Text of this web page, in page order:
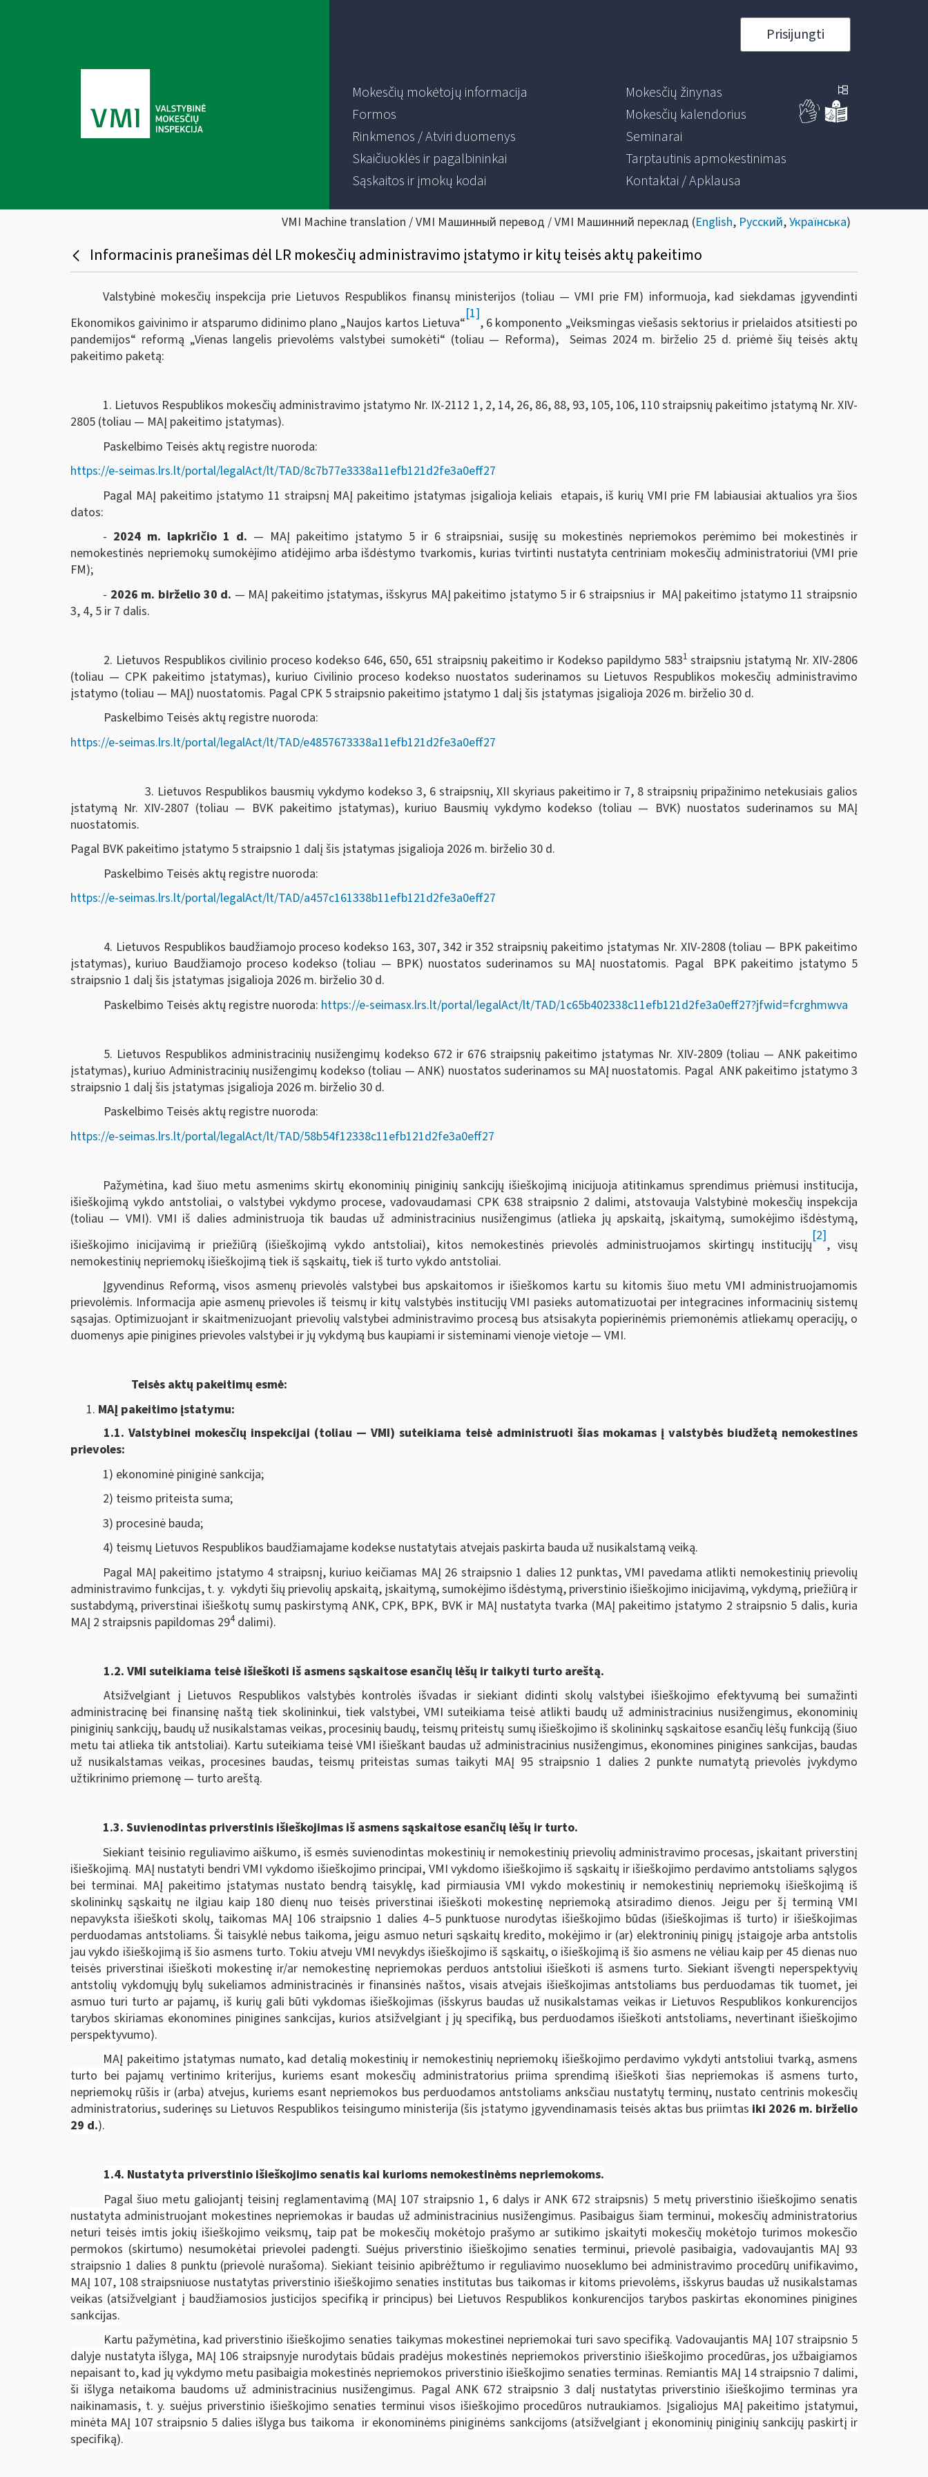
Prisijungti
Mokesčių mokėtojų informacija
Formos
Rinkmenos / Atviri duomenys
Skaičiuoklės ir pagalbininkai
Sąskaitos ir įmokų kodai
Mokesčių žinynas
Mokesčių kalendorius
Seminarai
Tarptautinis apmokestinimas
Kontaktai / Apklausa
VMI Machine translation / VMI Машинный перевод / VMI Машинний переклад (English, Русский,Українська)
Informacinis pranešimas dėl LR mokesčių administravimo įstatymo ir kitų teisės aktų pakeitimo
Valstybinė mokesčių inspekcija prie Lietuvos Respublikos finansų ministerijos (toliau — VMI prie FM) informuoja, kad siekdamas įgyvendinti
Ekonomikos gaivinimo ir atsparumo didinimo plano „Naujos kartos Lietuva“
[1]
, 6 komponento „Veiksmingas viešasis sektorius ir prielaidos atsitiesti po
pandemijos“ reformą „Vienas langelis prievolėms valstybei sumokėti“ (toliau — Reforma), Seimas 2024 m. birželio 25 d. priėmė šių teisės aktų
pakeitimo paketą:
1. Lietuvos Respublikos mokesčių administravimo įstatymo Nr. IX-2112 1, 2, 14, 26, 86, 88, 93, 105, 106, 110 straipsnių pakeitimo įstatymą Nr. XIV-
2805 (toliau — MAĮ pakeitimo įstatymas).
Paskelbimo Teisės aktų registre nuoroda:
https://e-seimas.lrs.lt/portal/legalAct/lt/TAD/8c7b77e3338a11efb121d2fe3a0eff27
Pagal MAĮ pakeitimo įstatymo 11 straipsnį MAĮ pakeitimo įstatymas įsigalioja keliais etapais, iš kurių VMI prie FM labiausiai aktualios yra šios
datos:
- 2024 m. lapkričio 1 d. — MAĮ pakeitimo įstatymo 5 ir 6 straipsniai, susiję su mokestinės nepriemokos perėmimo bei mokestinės ir
nemokestinės nepriemokų sumokėjimo atidėjimo arba išdėstymo tvarkomis, kurias tvirtinti nustatyta centriniam mokesčių administratoriui (VMI prie
FM);
- 2026 m. birželio 30 d. — MAĮ pakeitimo įstatymas, išskyrus MAĮ pakeitimo įstatymo 5 ir 6 straipsnius ir MAĮ pakeitimo įstatymo 11 straipsnio
3, 4, 5 ir 7 dalis.
2. Lietuvos Respublikos civilinio proceso kodekso 646, 650, 651 straipsnių pakeitimo ir Kodekso papildymo 5831 straipsniu įstatymą Nr. XIV-2806
(toliau — CPK pakeitimo įstatymas), kuriuo Civilinio proceso kodekso nuostatos suderinamos su Lietuvos Respublikos mokesčių administravimo
įstatymo (toliau — MAĮ) nuostatomis. Pagal CPK 5 straipsnio pakeitimo įstatymo 1 dalį šis įstatymas įsigalioja 2026 m. birželio 30 d.
Paskelbimo Teisės aktų registre nuoroda:
https://e-seimas.lrs.lt/portal/legalAct/lt/TAD/e4857673338a11efb121d2fe3a0eff27
3. Lietuvos Respublikos bausmių vykdymo kodekso 3, 6 straipsnių, XII skyriaus pakeitimo ir 7, 8 straipsnių pripažinimo netekusiais galios
įstatymą Nr. XIV-2807 (toliau — BVK pakeitimo įstatymas), kuriuo Bausmių vykdymo kodekso (toliau — BVK) nuostatos suderinamos su MAĮ
nuostatomis.
Pagal BVK pakeitimo įstatymo 5 straipsnio 1 dalį šis įstatymas įsigalioja 2026 m. birželio 30 d.
Paskelbimo Teisės aktų registre nuoroda:
https://e-seimas.lrs.lt/portal/legalAct/lt/TAD/a457c161338b11efb121d2fe3a0eff27
4. Lietuvos Respublikos baudžiamojo proceso kodekso 163, 307, 342 ir 352 straipsnių pakeitimo įstatymas Nr. XIV-2808 (toliau — BPK pakeitimo
įstatymas), kuriuo Baudžiamojo proceso kodekso (toliau — BPK) nuostatos suderinamos su MAĮ nuostatomis. Pagal BPK pakeitimo įstatymo 5
straipsnio 1 dalį šis įstatymas įsigalioja 2026 m. birželio 30 d.
Paskelbimo Teisės aktų registre nuoroda: https://e-seimasx.lrs.lt/portal/legalAct/lt/TAD/1c65b402338c11efb121d2fe3a0eff27?jfwid=fcrghmwva
5. Lietuvos Respublikos administracinių nusižengimų kodekso 672 ir 676 straipsnių pakeitimo įstatymas Nr. XIV-2809 (toliau — ANK pakeitimo
įstatymas), kuriuo Administracinių nusižengimų kodekso (toliau — ANK) nuostatos suderinamos su MAĮ nuostatomis. Pagal ANK pakeitimo įstatymo 3
straipsnio 1 dalį šis įstatymas įsigalioja 2026 m. birželio 30 d.
Paskelbimo Teisės aktų registre nuoroda:
https://e-seimas.lrs.lt/portal/legalAct/lt/TAD/58b54f12338c11efb121d2fe3a0eff27
Pažymėtina, kad šiuo metu asmenims skirtų ekonominių piniginių sankcijų išieškojimą inicijuoja atitinkamus sprendimus priėmusi institucija,
išieškojimą vykdo antstoliai, o valstybei vykdymo procese, vadovaudamasi CPK 638 straipsnio 2 dalimi, atstovauja Valstybinė mokesčių inspekcija
(toliau — VMI). VMI iš dalies administruoja tik baudas už administracinius nusižengimus (atlieka jų apskaitą, įskaitymą, sumokėjimo išdėstymą,
išieškojimo inicijavimą ir priežiūrą (išieškojimą vykdo antstoliai), kitos nemokestinės prievolės administruojamos skirtingų institucijų
[2]
, visų
nemokestinių nepriemokų išieškojimą tiek iš sąskaitų, tiek iš turto vykdo antstoliai.
Įgyvendinus Reformą, visos asmenų prievolės valstybei bus apskaitomos ir išieškomos kartu su kitomis šiuo metu VMI administruojamomis
prievolėmis. Informacija apie asmenų prievoles iš teismų ir kitų valstybės institucijų VMI pasieks automatizuotai per integracines informacinių sistemų
sąsajas. Optimizuojant ir skaitmenizuojant prievolių valstybei administravimo procesą bus atsisakyta popierinėmis priemonėmis atliekamų operacijų, o
duomenys apie pinigines prievoles valstybei ir jų vykdymą bus kaupiami ir sisteminami vienoje vietoje — VMI.
Teisės aktų pakeitimų esmė:
MAĮ pakeitimo įstatymu:
1.1. Valstybinei mokesčių inspekcijai (toliau — VMI) suteikiama teisė administruoti šias mokamas į valstybės biudžetą nemokestines
prievoles:
1) ekonominė piniginė sankcija;
2) teismo priteista suma;
3) procesinė bauda;
4) teismų Lietuvos Respublikos baudžiamajame kodekse nustatytais atvejais paskirta bauda už nusikalstamą veiką.
Pagal MAĮ pakeitimo įstatymo 4 straipsnį, kuriuo keičiamas MAĮ 26 straipsnio 1 dalies 12 punktas, VMI pavedama atlikti nemokestinių prievolių
administravimo funkcijas, t. y. vykdyti šių prievolių apskaitą, įskaitymą, sumokėjimo išdėstymą, priverstinio išieškojimo inicijavimą, vykdymą, priežiūrą ir
sustabdymą, priverstinai išieškotų sumų paskirstymą ANK, CPK, BPK, BVK ir MAĮ nustatyta tvarka (MAĮ pakeitimo įstatymo 2 straipsnio 5 dalis, kuria
MAĮ 2 straipsnis papildomas 294dalimi).
1.2. VMI suteikiama teisė išieškoti iš asmens sąskaitose esančių lėšų ir taikyti turto areštą.
Atsižvelgiant į Lietuvos Respublikos valstybės kontrolės išvadas ir siekiant didinti skolų valstybei išieškojimo efektyvumą bei sumažinti
administracinę bei finansinę naštą tiek skolininkui, tiek valstybei, VMI suteikiama teisė atlikti baudų už administracinius nusižengimus, ekonominių
piniginių sankcijų, baudų už nusikalstamas veikas, procesinių baudų, teismų priteistų sumų išieškojimo iš skolininkų sąskaitose esančių lėšų funkciją (šiuo
metu tai atlieka tik antstoliai). Kartu suteikiama teisė VMI išieškant baudas už administracinius nusižengimus, ekonomines pinigines sankcijas, baudas
už nusikalstamas veikas, procesines baudas, teismų priteistas sumas taikyti MAĮ 95 straipsnio 1 dalies 2 punkte numatytą prievolės įvykdymo
užtikrinimo priemonę — turto areštą.
1.3. Suvienodintas priverstinis išieškojimas iš asmens sąskaitose esančių lėšų ir turto.
Siekiant teisinio reguliavimo aiškumo, iš esmės suvienodintas mokestinių ir nemokestinių prievolių administravimo procesas, įskaitant priverstinį
išieškojimą. MAĮ nustatyti bendri VMI vykdomo išieškojimo principai, VMI vykdomo išieškojimo iš sąskaitų ir išieškojimo perdavimo antstoliams sąlygos
bei terminai. MAĮ pakeitimo įstatymas nustato bendrą taisyklę, kad pirmiausia VMI vykdo mokestinių ir nemokestinių nepriemokų išieškojimą iš
skolininkų sąskaitų ne ilgiau kaip 180 dienų nuo teisės priverstinai išieškoti mokestinę nepriemoką atsiradimo dienos. Jeigu per šį terminą VMI
nepavyksta išieškoti skolų, taikomas MAĮ 106 straipsnio 1 dalies 4–5 punktuose nurodytas išieškojimo būdas (išieškojimas iš turto) ir išieškojimas
perduodamas antstoliams. Ši taisyklė nebus taikoma, jeigu asmuo neturi sąskaitų kredito, mokėjimo ir (ar) elektroninių pinigų įstaigoje arba antstolis
jau vykdo išieškojimą iš šio asmens turto. Tokiu atveju VMI nevykdys išieškojimo iš sąskaitų, o išieškojimą iš šio asmens ne vėliau kaip per 45 dienas nuo
teisės priverstinai išieškoti mokestinę ir/ar nemokestinę nepriemokas perduos antstoliui išieškoti iš asmens turto. Siekiant išvengti neperspektyvių
antstolių vykdomųjų bylų sukeliamos administracinės ir finansinės naštos, visais atvejais išieškojimas antstoliams bus perduodamas tik tuomet, jei
asmuo turi turto ar pajamų, iš kurių gali būti vykdomas išieškojimas (išskyrus baudas už nusikalstamas veikas ir Lietuvos Respublikos konkurencijos
tarybos skiriamas ekonomines pinigines sankcijas, kurios atsižvelgiant į jų specifiką, bus perduodamos išieškoti antstoliams, nevertinant išieškojimo
perspektyvumo).
MAĮ pakeitimo įstatymas numato, kad detalią mokestinių ir nemokestinių nepriemokų išieškojimo perdavimo vykdyti antstoliui tvarką, asmens
turto bei pajamų vertinimo kriterijus, kuriems esant mokesčių administratorius priima sprendimą išieškoti šias nepriemokas iš asmens turto,
nepriemokų rūšis ir (arba) atvejus, kuriems esant nepriemokos bus perduodamos antstoliams anksčiau nustatytų terminų, nustato centrinis mokesčių
administratorius, suderinęs su Lietuvos Respublikos teisingumo ministerija (šis įstatymo įgyvendinamasis teisės aktas bus priimtas iki 2026 m. birželio
29 d.).
1.4. Nustatyta priverstinio išieškojimo senatis kai kurioms nemokestinėms nepriemokoms.
Pagal šiuo metu galiojantį teisinį reglamentavimą (MAĮ 107 straipsnio 1, 6 dalys ir ANK 672 straipsnis) 5 metų priverstinio išieškojimo senatis
nustatyta administruojant mokestines nepriemokas ir baudas už administracinius nusižengimus. Pasibaigus šiam terminui, mokesčių administratorius
neturi teisės imtis jokių išieškojimo veiksmų, taip pat be mokesčių mokėtojo prašymo ar sutikimo įskaityti mokesčių mokėtojo turimos mokesčio
permokos (skirtumo) nesumokėtai prievolei padengti. Suėjus priverstinio išieškojimo senaties terminui, prievolė pasibaigia, vadovaujantis MAĮ 93
straipsnio 1 dalies 8 punktu (prievolė nurašoma). Siekiant teisinio apibrėžtumo ir reguliavimo nuoseklumo bei administravimo procedūrų unifikavimo,
MAĮ 107, 108 straipsniuose nustatytas priverstinio išieškojimo senaties institutas bus taikomas ir kitoms prievolėms, išskyrus baudas už nusikalstamas
veikas (atsižvelgiant į baudžiamosios justicijos specifiką ir principus) bei Lietuvos Respublikos konkurencijos tarybos paskirtas ekonomines pinigines
sankcijas.
Kartu pažymėtina, kad priverstinio išieškojimo senaties taikymas mokestinei nepriemokai turi savo specifiką. Vadovaujantis MAĮ 107 straipsnio 5
dalyje nustatyta išlyga, MAĮ 106 straipsnyje nurodytais būdais pradėjus mokestinės nepriemokos priverstinio išieškojimo procedūras, jos užbaigiamos
nepaisant to, kad jų vykdymo metu pasibaigia mokestinės nepriemokos priverstinio išieškojimo senaties terminas. Remiantis MAĮ 14 straipsnio 7 dalimi,
ši išlyga netaikoma baudoms už administracinius nusižengimus. Pagal ANK 672 straipsnio 3 dalį nustatytas priverstinio išieškojimo terminas yra
naikinamasis, t. y. suėjus priverstinio išieškojimo senaties terminui visos išieškojimo procedūros nutraukiamos. Įsigaliojus MAĮ pakeitimo įstatymui,
minėta MAĮ 107 straipsnio 5 dalies išlyga bus taikoma ir ekonominėms piniginėms sankcijoms (atsižvelgiant į ekonominių piniginių sankcijų paskirtį ir
specifiką).